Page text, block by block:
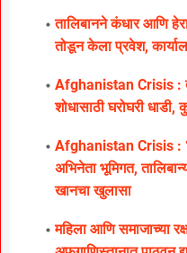
तालिबानने कंधार आणि
तोडून केला प्रवेश,
Afghanistan Crisis :
शोधासाठी घरोघरी धाडी,
Afghanistan Crisis :
अभिनेता भूमिगत,
खानचा खुलासा
महिला आणि समाजाच्या